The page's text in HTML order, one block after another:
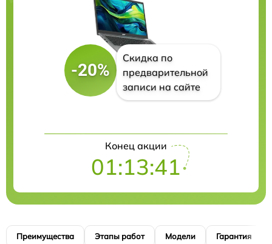
-20%
Скидка по
предварительной
записи на сайте
Конец акции
01:13:40
Преимущества Этапы работ Модели Гарантия